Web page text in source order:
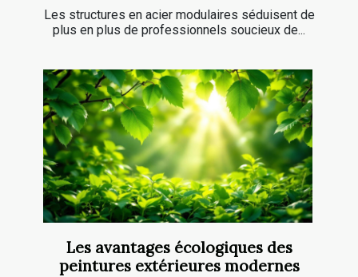
Les structures en acier modulaires séduisent de
plus en plus de professionnels soucieux de...
Les avantages écologiques des
peintures extérieures modernes